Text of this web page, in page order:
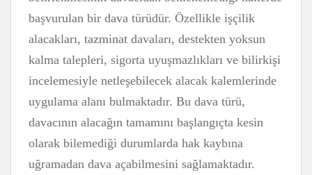
başvurulan bir dava türüdür. Özellikle işçilik
alacakları, tazminat davaları, destekten yoksun
kalma talepleri, sigorta uyuşmazlıkları ve bilirkişi
incelemesiyle netleşebilecek alacak kalemlerinde
uygulama alanı bulmaktadır. Bu dava türü,
davacının alacağın tamamını başlangıçta kesin
olarak bilemediği durumlarda hak kaybına
uğramadan dava açabilmesini sağlamaktadır.